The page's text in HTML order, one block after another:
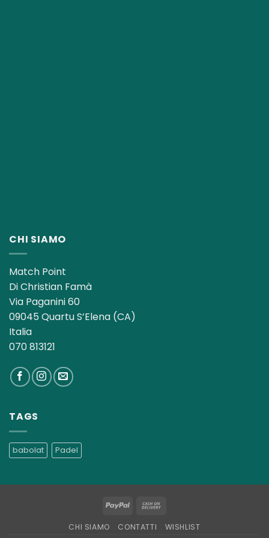
CHI SIAMO
Match Point
Di Christian Famà
Via Paganini 60
09045 Quartu S’Elena (CA)
Italia
070 813121
TAGS
babolat Padel
PayPal
Delivery
CHI SIAMO CONTATTI WISHLIST